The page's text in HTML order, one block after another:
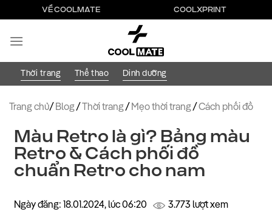
qua
nội
VỀ COOLMATE COOLXPRINT
Thời trang Thể thao Dinh dưỡng
Trang chủ/ Blog/ Thời trang/ Mẹo thời trang/Cách phối đồ
Màu Retro là gì? Bảng màu
Retro & Cách phối đồ
chuẩn Retro cho nam
Ngày đăng: 18.01.2024, lúc 06:20
3.773 lượt xem